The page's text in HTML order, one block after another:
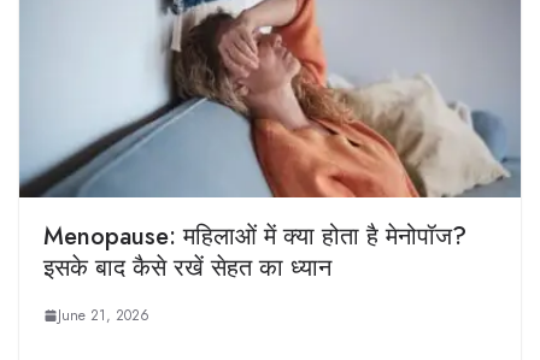
Menopause: महिलाओं में क्या होता है मेनोपॉज?
इसके बाद कैसे रखें सेहत का ध्यान
June 21, 2026